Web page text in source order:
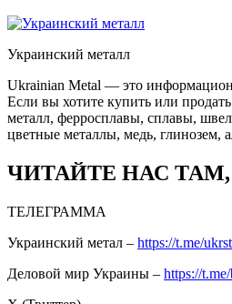
Украинский металл
Ukrainian Metal — это
Если вы хотите купить или
металл, ферросплавы, сплавы,
цветные металлы, медь, глинозем,
ЧИТАЙТЕ НАС
ТЕЛЕГРАММА
Украинский метал – https://t.me/
Деловой мир Украины – https://